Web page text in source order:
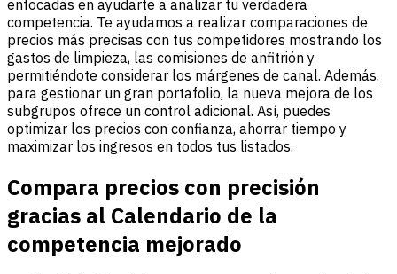
enfocadas en ayudarte a analizar tu verdadera
competencia. Te ayudamos a realizar comparaciones de
precios más precisas con tus competidores mostrando los
gastos de limpieza, las comisiones de anfitrión y
permitiéndote considerar los márgenes de canal. Además,
para gestionar un gran portafolio, la nueva mejora de los
subgrupos ofrece un control adicional. Así, puedes
optimizar los precios con confianza, ahorrar tiempo y
maximizar los ingresos en todos tus listados.
Compara precios con precisión
gracias al Calendario de la
competencia mejorado